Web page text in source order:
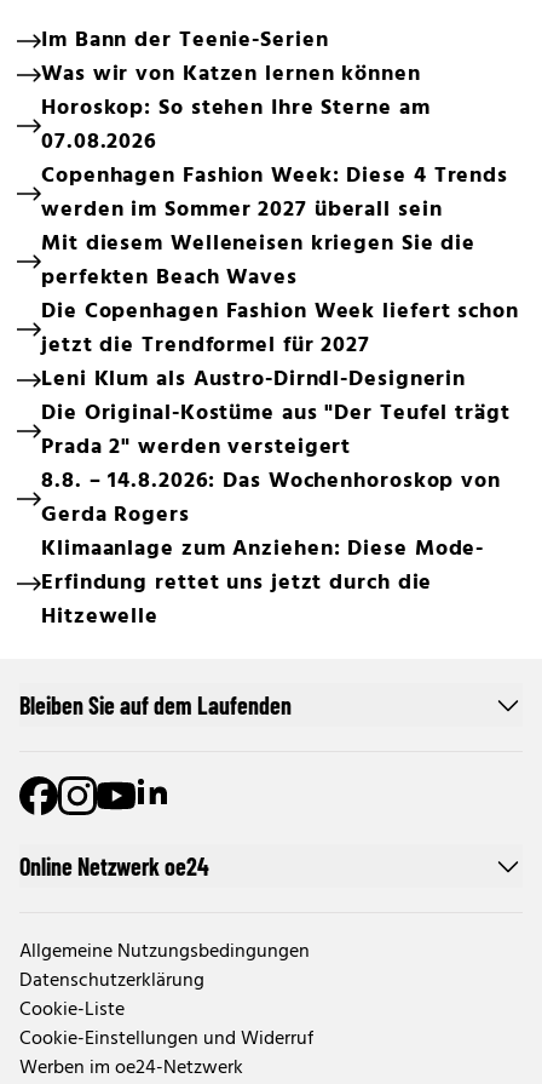
Im Bann der Teenie-Serien
Was wir von Katzen lernen können
Horoskop: So stehen Ihre Sterne am
07.08.2026
Copenhagen Fashion Week: Diese 4 Trends
werden im Sommer 2027 überall sein
Mit diesem Welleneisen kriegen Sie die
perfekten Beach Waves
Die Copenhagen Fashion Week liefert schon
jetzt die Trendformel für 2027
Leni Klum als Austro-Dirndl-Designerin
Die Original-Kostüme aus "Der Teufel trägt
Prada 2" werden versteigert
8.8. – 14.8.2026: Das Wochenhoroskop von
Gerda Rogers
Klimaanlage zum Anziehen: Diese Mode-
Erfindung rettet uns jetzt durch die
Hitzewelle
Online Netzwerk oe24
Allgemeine Nutzungsbedingungen
Datenschutzerklärung
Cookie-Liste
Cookie-Einstellungen und Widerruf
Werben im oe24-Netzwerk
Bleiben Sie auf dem Laufenden